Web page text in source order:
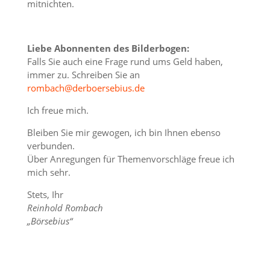
mitnichten.
Liebe Abonnenten des Bilderbogen:
Falls Sie auch eine Frage rund ums Geld haben,
immer zu. Schreiben Sie an
rombach@derboersebius.de
Ich freue mich.
Bleiben Sie mir gewogen, ich bin Ihnen ebenso
verbunden.
Über Anregungen für Themenvorschläge freue ich
mich sehr.
Stets, Ihr
Reinhold Rombach
„Börsebius“